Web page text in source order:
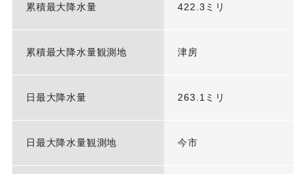
累積最大降水量 422.3ミリ
累積最大降水量観測地 津房
日最大降水量 263.1ミリ
日最大降水量観測地 今市